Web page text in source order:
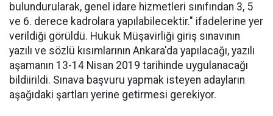
bulundurularak, genel idare hizmetleri sınıfından 3, 5
ve 6. derece kadrolara yapılabilecektir." ifadelerine yer
verildiği görüldü. Hukuk Müşavirliği giriş sınavının
yazılı ve sözlü kısımlarının Ankara'da yapılacağı, yazılı
aşamanın 13-14 Nisan 2019 tarihinde uygulanacağı
bildiirildi. Sınava başvuru yapmak isteyen adayların
aşağıdaki şartları yerine getirmesi gerekiyor.